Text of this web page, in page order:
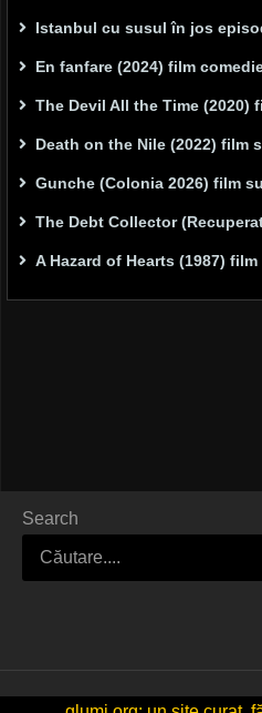
Istanbul cu susul în jos
En fanfare (2024) film
The Devil All the Time (2020)
Death on the Nile (2022) film
Gunche (Colonia 2026) film
The Debt Collector
A Hazard of Hearts (1987)
Search